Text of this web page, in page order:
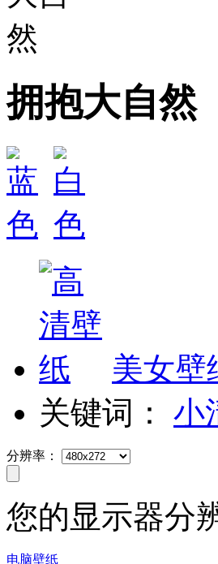
拥抱大自然
美女壁
关键词： 小
分辨率：
您的显示器分
电脑壁纸